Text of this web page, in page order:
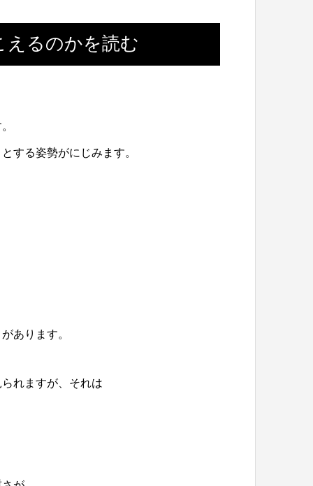
えるのかを読む
する姿勢がにじみます。
あります。
れますが、それは